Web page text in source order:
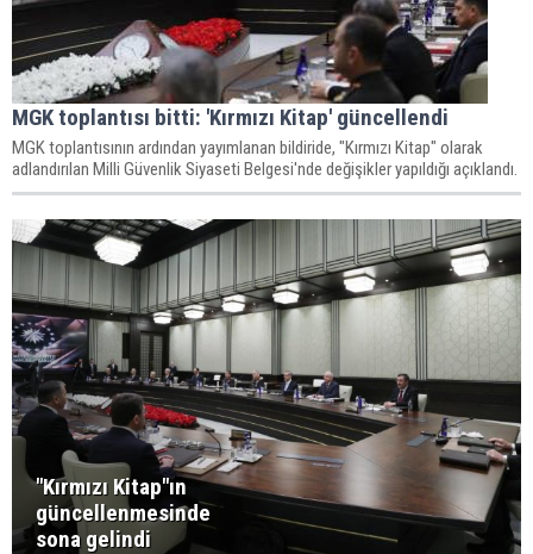
MGK toplantısı bitti: 'Kırmızı Kitap' güncellendi
MGK toplantısının ardından yayımlanan bildiride, "Kırmızı Kitap" olarak
adlandırılan Milli Güvenlik Siyaseti Belgesi'nde değişikler yapıldığı açıklandı.
"Kırmızı Kitap"ın
güncellenmesinde
sona gelindi